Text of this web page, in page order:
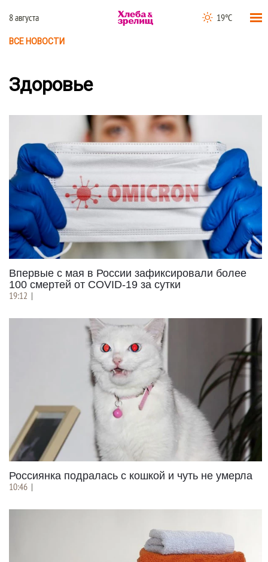
8 августа 19°C
ВСЕ НОВОСТИ
Здоровье
Впервые с мая в России зафиксировали более
100 смертей от COVID-19 за сутки
19:12 |
Россиянка подралась с кошкой и чуть не умерла
10:46 |